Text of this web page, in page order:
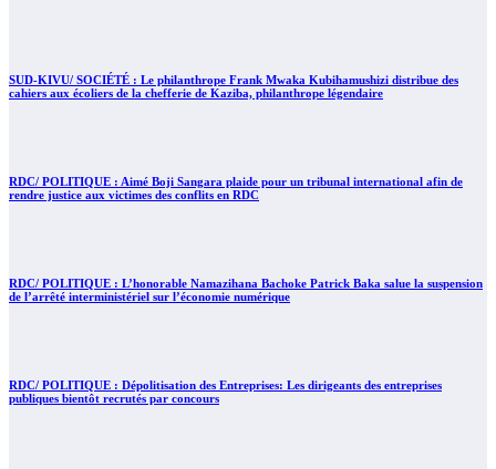
SUD-KIVU/ SOCIÉTÉ : Le philanthrope Frank Mwaka Kubihamushizi distribue des
cahiers aux écoliers de la chefferie de Kaziba, philanthrope légendaire
RDC/ POLITIQUE : Aimé Boji Sangara plaide pour un tribunal international afin de
rendre justice aux victimes des conflits en RDC
RDC/ POLITIQUE : L’honorable Namazihana Bachoke Patrick Baka salue la suspension
de l’arrêté interministériel sur l’économie numérique
RDC/ POLITIQUE : Dépolitisation des Entreprises: Les dirigeants des entreprises
publiques bientôt recrutés par concours